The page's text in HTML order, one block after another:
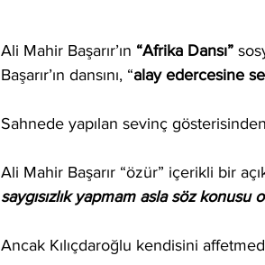
Ali Mahir Başarır’ın “Afrika Dansı”
Başarır’ın dansını, “alay edercesine
Sahnede yapılan sevinç
Ali Mahir Başarır “özür” içerikli bir
saygısızlık yapmam asla söz konusu
Ancak Kılıçdaroğlu kendisini